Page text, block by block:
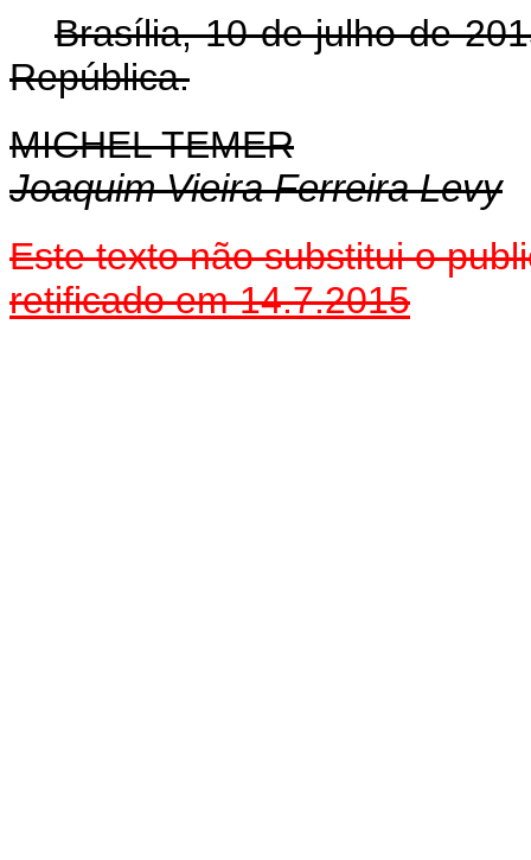
Brasília, 10 de julho de
República.
MICHEL TEMER
Joaquim Vieira Ferreira Levy
Este texto não substitui o
retificado em 14.7.2015